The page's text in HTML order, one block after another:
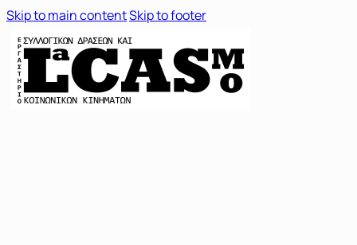
Skip to main contentSkip to footer